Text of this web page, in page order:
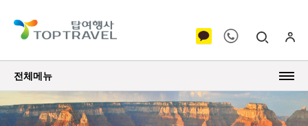
전체메뉴